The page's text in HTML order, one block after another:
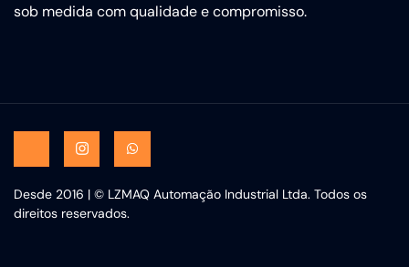
sob medida com qualidade e compromisso.
Desde 2016 | © LZMAQ Automação Industrial Ltda. Todos os
direitos reservados.